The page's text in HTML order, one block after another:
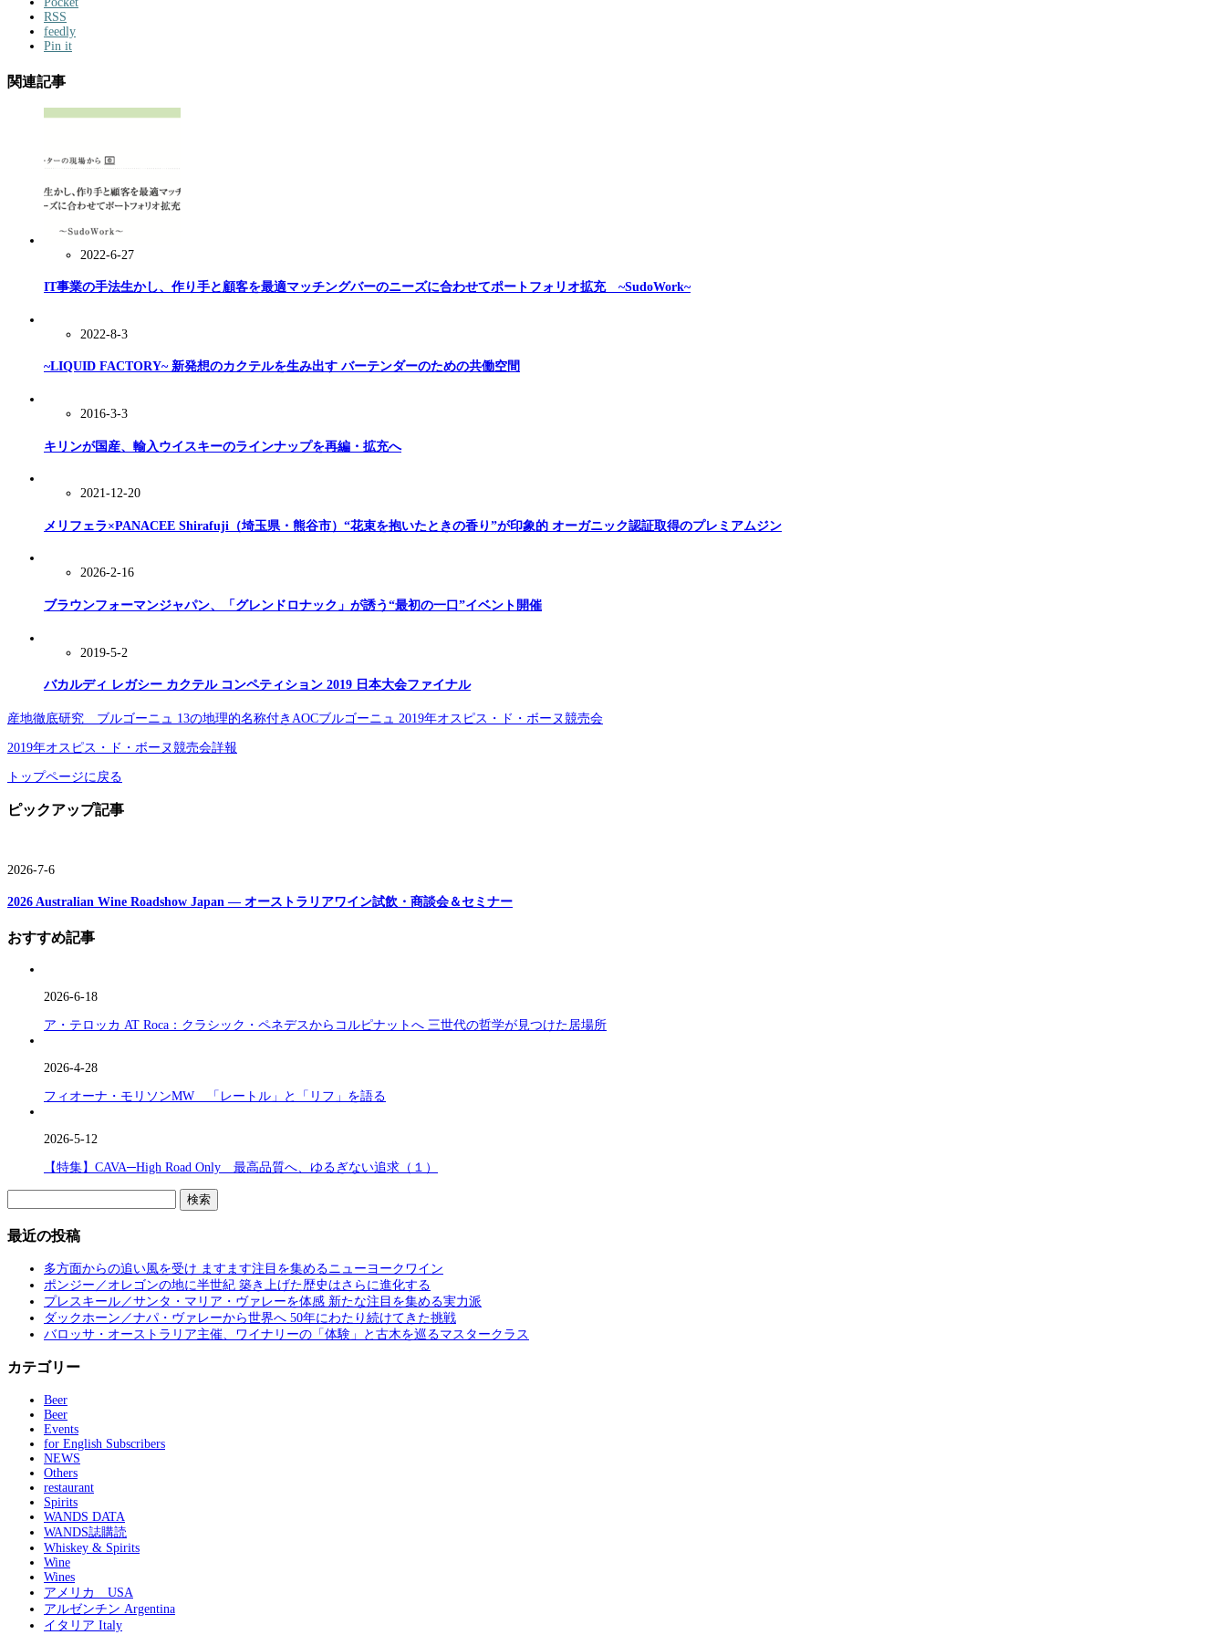
RSS
feedly
Pin it
関連記事
2022-6-27
IT事業の手法生かし、作り手と顧客を最適マッチングバーのニーズに合わせてポートフォリオ拡充 ~SudoWork~
2022-8-3
~LIQUID FACTORY~ 新発想のカクテルを生み出す バーテンダーのための共働空間
2016-3-3
キリンが国産、輸入ウイスキーのラインナップを再編・拡充へ
2021-12-20
メリフェラ×PANACEE Shirafuji（埼玉県・熊谷市）“花束を抱いたときの香り”が印象的 オーガニック認証取得のプレミアムジン
2026-2-16
ブラウンフォーマンジャパン、「グレンドロナック」が誘う“最初の一口”イベント開催
2019-5-2
バカルディ レガシー カクテル コンペティション 2019 日本大会ファイナル
産地徹底研究 ブルゴーニュ 13の地理的名称付きAOCブルゴーニュ 2019年オスピス・ド・ボーヌ競売会
2019年オスピス・ド・ボーヌ競売会詳報
トップページに戻る
ピックアップ記事
2026-7-6
2026 Australian Wine Roadshow Japan ― オーストラリアワイン試飲・商談会＆セミナー
おすすめ記事
2026-6-18
ア・テロッカ AT Roca：クラシック・ペネデスからコルピナットへ 三世代の哲学が見つけた居場所
2026-4-28
フィオーナ・モリソンMW 「レートル」と「リフ」を語る
2026-5-12
【特集】CAVA─High Road Only 最高品質へ、ゆるぎない追求（１）
索:
最近の投稿
多方面からの追い風を受け ますます注目を集めるニューヨークワイン
ポンジー／オレゴンの地に半世紀 築き上げた歴史はさらに進化する
プレスキール／サンタ・マリア・ヴァレーを体感 新たな注目を集める実力派
ダックホーン／ナパ・ヴァレーから世界へ 50年にわたり続けてきた挑戦
バロッサ・オーストラリア主催、ワイナリーの「体験」と古木を巡るマスタークラス
カテゴリー
Beer
Beer
Events
for English Subscribers
NEWS
Others
restaurant
Spirits
WANDS DATA
WANDS誌購読
Whiskey & Spirits
Wine
Wines
アメリカ USA
アルゼンチン Argentina
イタリア Italy